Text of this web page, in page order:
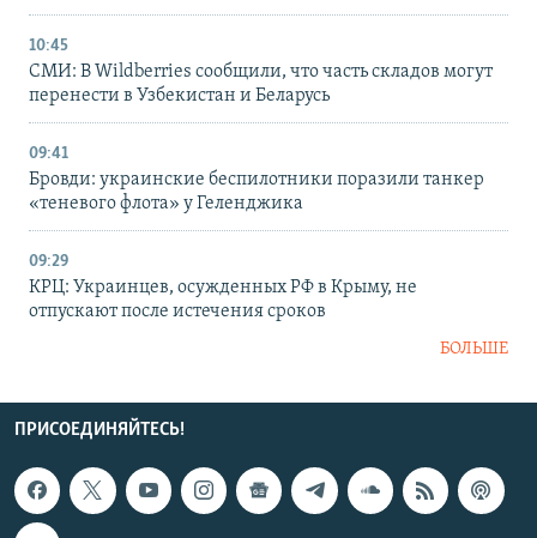
10:45
СМИ: В Wildberries сообщили, что часть складов могут
перенести в Узбекистан и Беларусь
09:41
Бровди: украинские беспилотники поразили танкер
«теневого флота» у Геленджика
09:29
КРЦ: Украинцев, осужденных РФ в Крыму, не
отпускают после истечения сроков
БОЛЬШЕ
ПРИСОЕДИНЯЙТЕСЬ!